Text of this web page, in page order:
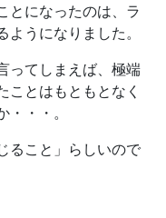
とになったのは、ラ
うになりました。
ってしまえば、極端
ことはもともとなく
・・。
ること」らしいので